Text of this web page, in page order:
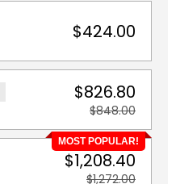
$424.00
$826.80
$848.00
MOST POPULAR!
$1,208.40
$1,272.00